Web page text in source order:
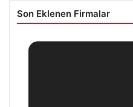
Son Eklenen Firmalar